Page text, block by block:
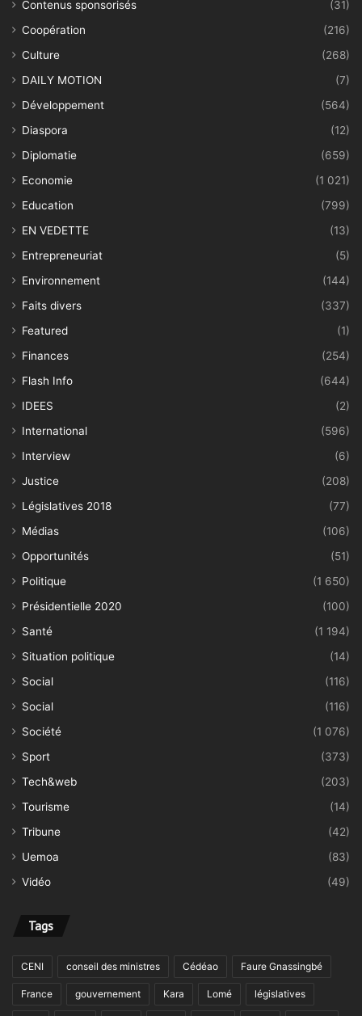
Contenus sponsorisés
(31)
Coopération
(216)
Culture
(268)
DAILY MOTION
(7)
Développement
(564)
Diaspora
(12)
Diplomatie
(659)
Economie
(1 021)
Education
(799)
EN VEDETTE
(13)
Entrepreneuriat
(5)
Environnement
(144)
Faits divers
(337)
Featured
(1)
Finances
(254)
Flash Info
(644)
IDEES
(2)
International
(596)
Interview
(6)
Justice
(208)
Législatives 2018
(77)
Médias
(106)
Opportunités
(51)
Politique
(1 650)
Présidentielle 2020
(100)
Santé
(1 194)
Situation politique
(14)
Social
(116)
Social
(116)
Société
(1 076)
Sport
(373)
Tech&web
(203)
Tourisme
(14)
Tribune
(42)
Uemoa
(83)
Vidéo
(49)
Tags
CENI conseil des ministres Cédéao Faure Gnassingbé
France gouvernement Kara Lomé législatives